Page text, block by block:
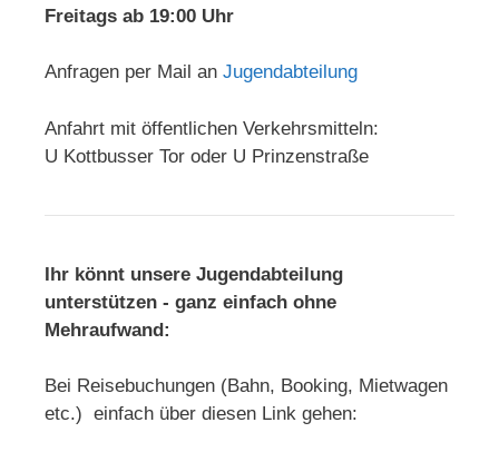
Freitags ab 19:00 Uhr
Anfragen per Mail an Jugendabteilung
Anfahrt mit öffentlichen Verkehrsmitteln:
U Kottbusser Tor oder U Prinzenstraße
Ihr könnt unsere Jugendabteilung
unterstützen - ganz einfach ohne
Mehraufwand:
Bei Reisebuchungen (Bahn, Booking, Mietwagen
etc.) einfach über diesen Link gehen: